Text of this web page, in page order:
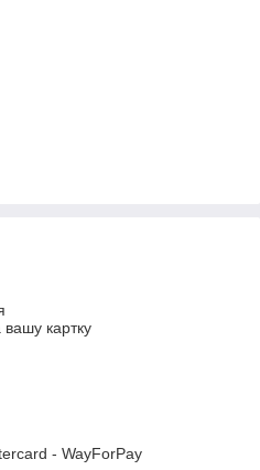
вашу картку
- WayForPay